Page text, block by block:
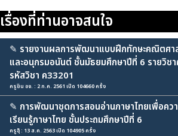
เรื่องที่ท่านอาจสนใจ
✎ รายงานผลการพัฒนาแบบฝึกทักษะคณิตศา
และอนุกรมอนันต์ ชั้นมัธยมศึกษาปีที่ 6 รายวิช
รหัสวิชา ค33201
ครูชิน อจ. : 2 ก.ค. 2561 เปิด 104660 ครั้ง
✎ การพัฒนาชุดการสอนอ่านภาษาไทยเพื่อควา
เรียนรู้ภาษาไทย ชั้นประถมศึกษาปีที่ 6
ครูอุ๊ : 13 ส.ค. 2563 เปิด 104905 ครั้ง